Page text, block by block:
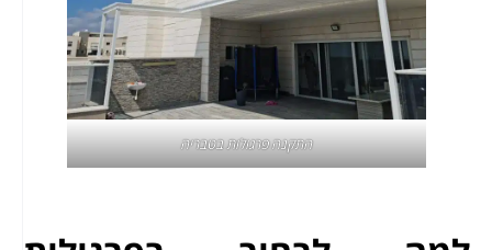
התקנה פרגולות בטבריה